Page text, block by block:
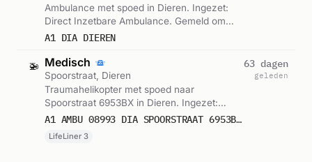
Ambulance met spoed in Dieren. Ingezet:
Direct Inzetbare Ambulance. Gemeld om
13:45.
A1 DIA DIEREN
🚁 Medisch
Spoorstraat, Dieren
Traumahelikopter met spoed naar
Spoorstraat 6953BX in Dieren. Ingezet:
LifeLiner 3. Gemeld om 13:47.
A1 AMBU 08993 DIA SPOORSTRAAT 6953BX DIEREN RIT 171903 REGIO 7
LifeLiner 3
63 dagen
geleden